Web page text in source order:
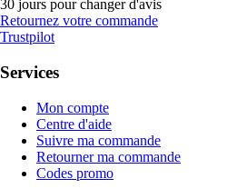
30 jours pour changer d'avis
Retournez votre commande
Trustpilot
Services
Mon compte
Centre d'aide
Suivre ma commande
Retourner ma commande
Codes promo